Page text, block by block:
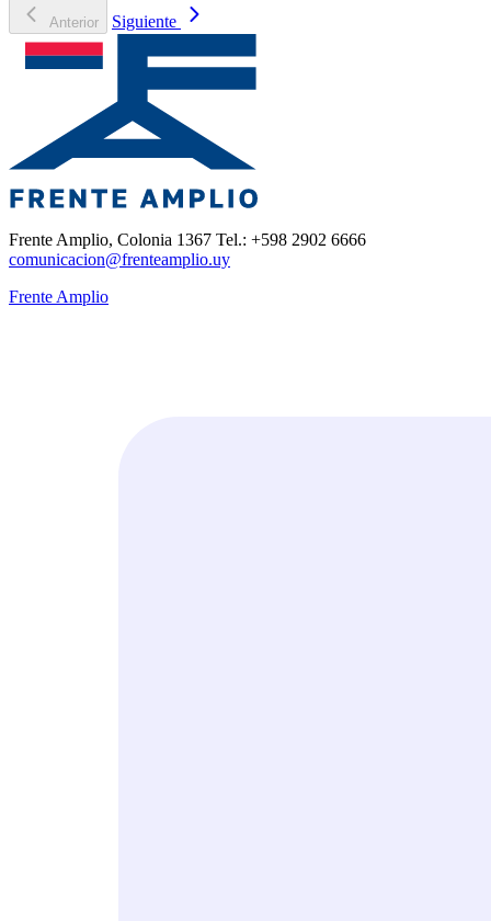
Anterior Siguiente
Frente Amplio, Colonia 1367 Tel.: +598 2902 6666
comunicacion@frenteamplio.uy
Frente Amplio